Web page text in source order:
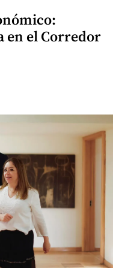
en el Corredor